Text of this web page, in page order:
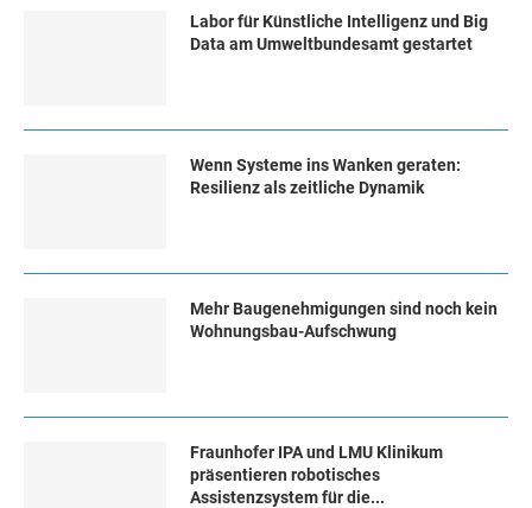
Labor für Künstliche Intelligenz und Big
Data am Umweltbundesamt gestartet
Wenn Systeme ins Wanken geraten:
Resilienz als zeitliche Dynamik
Mehr Baugenehmigungen sind noch kein
Wohnungsbau-Aufschwung
Fraunhofer IPA und LMU Klinikum
präsentieren robotisches
Assistenzsystem für die...